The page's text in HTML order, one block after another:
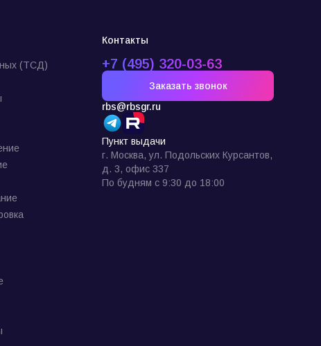
(ТСД)
Контакты
+7 (495) 320-03-63
Заказать звонок
rbs@rbsgr.ru
Пункт выдачи
г. Москва, ул. Подольских Курсантов,
д. 3, офис 337
По будням с 9:30 до 18:00